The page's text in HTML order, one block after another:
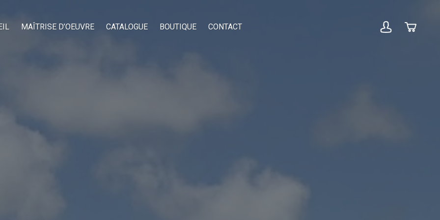
MAÎTRISE D’OEUVRE CATALOGUE BOUTIQUE CONTACT